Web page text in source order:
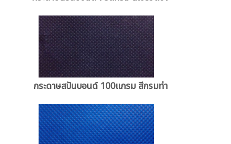
กระดาษสปันบอนด์ 100แกรม สีกรมท่า